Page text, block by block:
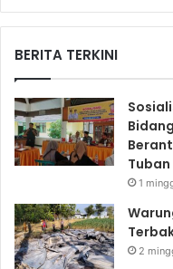
BERITA TERKINI
Tuban
1
2